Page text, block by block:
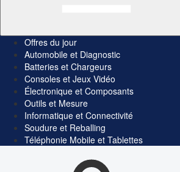
Offres du jour
Automobile et Diagnostic
Batteries et Chargeurs
Consoles et Jeux Vidéo
Électronique et Composants
Outils et Mesure
Informatique et Connectivité
Soudure et Reballing
Téléphonie Mobile et Tablettes